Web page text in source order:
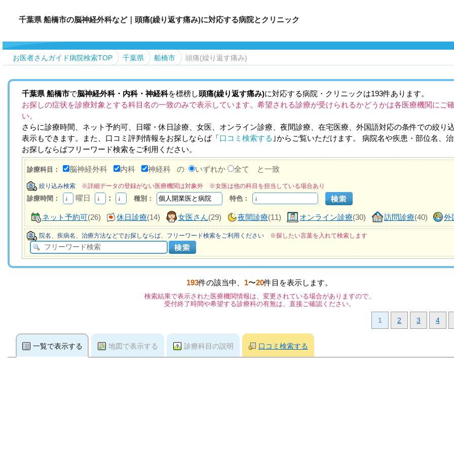
千葉県 船橋市の脳神経外科など｜頭痛(繰り返す痛み)に対応する病院とクリニック
お医者さんガイド病院検索TOP 千葉県 船橋市 頭痛(繰り返す痛み)
千葉県 船橋市で脳神経外科・内科・神経科を標榜し頭痛(繰り返す痛み)に対応する病院・クリニックは193件あります。
お探しの症状を診療対象とする科目名の一致のみで表示しています。希望される診療が受けられるかどうかは各医療機関にご
い。
さらに診療時間、ネット予約可、日曜・休日診療、女医、オンライン診療、夜間診療、在宅医療、外国語対応の条件での絞り
表示もできます。また、口コミ評判情報をお探しならば「口コミ検索する ｣からご覧いただけます。 病院名や疾患・部位名、
お探しならばフリーワード検索をご利用ください。
診療科目： 脳神経外科 内科 神経科 の いずれか 全て と一致
絞り込み検索 ※詳細データの登録がない医療機関は対象外 ※女医は他の科目を担当している場合あり
診療時間： 曜日 ： 種別： 特色：
ネット予約可(26) 休日診療(14) 女医さん(29) 夜間診療(11) オンライン診療(30) 訪問診療(40) 外
院名、疾病名、治療方法などでお探しならば、フリーワード検索をご利用ください ※探したい言葉を入れて検索します
193件の該当中、 1〜20件目を表示します。
検索結果で表示された医療機関情報は、変更されている場合がありますので、
受付終了時間や希望する診療科の有無は、直接ご確認ください。
1 2 3 4
一覧で表示する 地図で表示する 診療科目の説明 口コミ検索する